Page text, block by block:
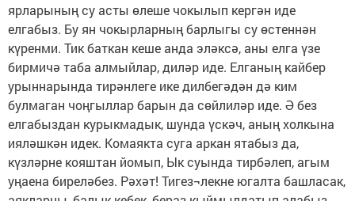
ярларының су асты өлеше чокылып кергән иде
елгабыз. Бу ян чокырларның барлыгы су өстеннән
күренми. Тик баткан кеше анда эләксә, аны елга үзе
бирмичә таба алмыйлар, диләр иде. Елганың кайбер
урыннарында тирәнлеге ике дилбегәдән дә ким
булмаган чоңгыллар барын да сөйлиләр иде. Ә без
елгабыздан курыкмадык, шунда үскәч, аның холкына
ияләшкән идек. Комаякта суга аркан ятабыз да,
күзләрне кояштан йомып, Ык суында тирбәлеп, агым
уңаена биреләбез. Рәхәт! Тигез¬лекне югалта башласак,